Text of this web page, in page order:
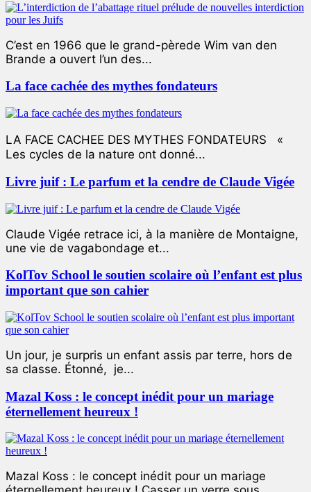
C’est en 1966 que le grand-pèrede Wim van den
Brande a ouvert l’un des...
La face cachée des mythes fondateurs
LA FACE CACHEE DES MYTHES FONDATEURS «
Les cycles de la nature ont donné...
Livre juif : Le parfum et la cendre de Claude Vigée
Claude Vigée retrace ici, à la manière de Montaigne,
une vie de vagabondage et...
KolTov School le soutien scolaire où l’enfant est plus
important que son cahier
Un jour, je surpris un enfant assis par terre, hors de
sa classe. Étonné, je...
Mazal Koss : le concept inédit pour un mariage
éternellement heureux !
Mazal Koss : le concept inédit pour un mariage